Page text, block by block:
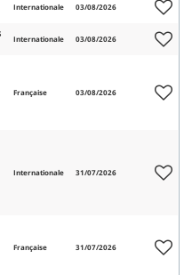
Internationale 03/08/2026
Internationale 03/08/2026
Française 03/08/2026
Internationale 31/07/2026
Française 31/07/2026